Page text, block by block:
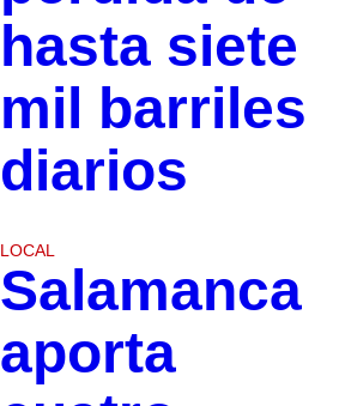
hasta siete
mil barriles
diarios
LOCAL
Salamanca
aporta